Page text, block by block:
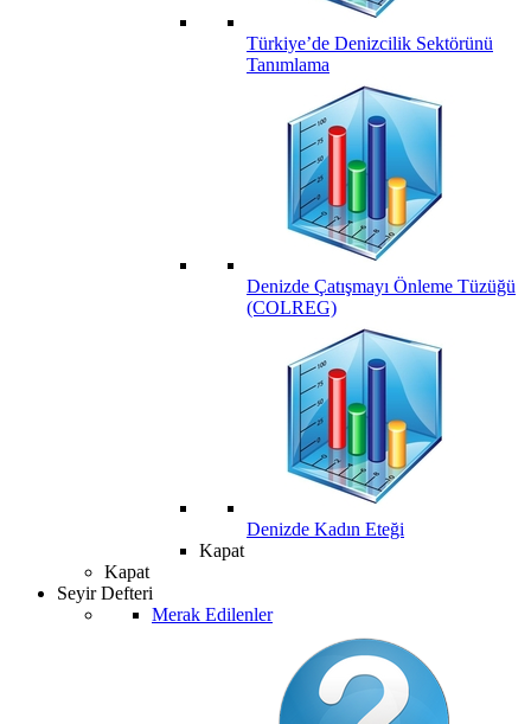
Türkiye’de Denizcilik Sektörünü
Tanımlama
Denizde Çatışmayı Önleme Tüzüğü
(COLREG)
Denizde Kadın Eteği
Kapat
Kapat
Seyir Defteri
Merak Edilenler